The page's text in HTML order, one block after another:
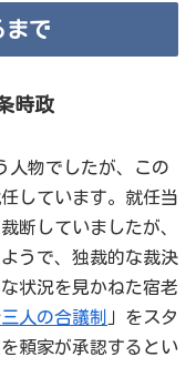
まで
時政
人物でしたが、この
しています。就任当
断していましたが、
うで、独裁的な裁決
状況を見かねた宿老
人の合議制
」をスタ
頼家が承認するとい